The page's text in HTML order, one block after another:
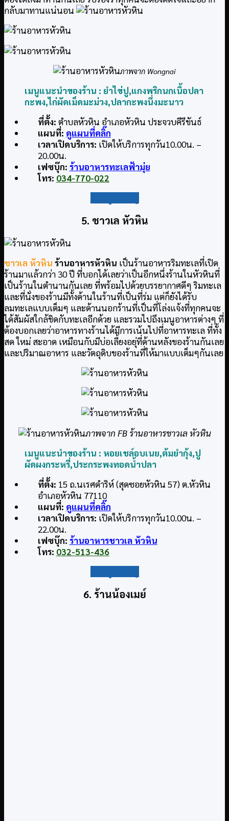
กลับมาทานแน่นอน
ภาพจาก Wongnai
เมนูแนะนำของร้าน : ยำไข่ปู,แกงพริกนกเนื้อปลา
กะพง,ไก่ผัดเม็ดมะม่วง,ปลากะพงนึ่งมะนาว
ที่ตั้ง: ตำบลหัวหิน อำเภอหัวหิน ประจวบคีรีขันธ์
แผนที่: ดูแผนที่คลิ๊ก
เวลาเปิดบริการ: เปิดให้บริการทุกวัน10.00น. –
20.00น.
เฟซบุ๊ก: ร้านอาหารทะเลฟ้ามุ่ย
โทร: 034-770-022
5. ชาวเล หัวหิน
ชาวเล หัวหิน ร้านอาหารหัวหิน เป็นร้านอาหารริมทะเลที่เปิด
ร้านมาแล้วกว่า 30 ปี ที่บอกได้เลยว่าเป็นอีกหนึ่งร้านในหัวหินที่
เป็นร้านในตำนานกันเลย ที่พร้อมไปด้วยบรรยากาศดีๆ ริมทะเล
และที่นั่งของร้านมีทั้งด้านในร้านที่เป็นที่ร่ม แต่ก็ยังได้รับ
ลมทะเลแบบเต็มๆ และด้านนอกร้านที่เป็นที่โล่งแจ้งที่ทุกคนจะ
ได้สัมผัสใกล้ชิดกับทะเลอีกด้วย และรวมไปถึงเมนูอาหารต่างๆ ที่
ต้องบอกเลยว่าอาหารทางร้านได้มีการเน้นไปที่อาหารทะเล ที่ทั้ง
สด ใหม่ สะอาด เหมือนกับมีบ่อเลี้ยงอยุ่ที่ด้านหลังของร้านกันเลย
และปริมาณอาหาร และวัตถุดิบของร้านที่ให้มาแบบเต็มๆกันเลย
ภาพจาก FB ร้านอาหารชาวเล หัวหิน
เมนูแนะนำของร้าน : หอยเชล์อบเนย,ต้มยำกุ้ง,ปู
ผัดผงกระหรี่,ประกระพงทอดน้ำปลา
ที่ตั้ง: 15 ถ.นเรศดำริห์ (สุดซอยหัวหิน 57) ต.หัวหิน
อำเภอหัวหิน 77110
แผนที่: ดูแผนที่คลิ๊ก
เวลาเปิดบริการ: เปิดให้บริการทุกวัน10.00น. –
22.00น.
เฟซบุ๊ก: ร้านอาหารชาวเล หัวหิน
โทร: 032-513-436
6. ร้านน้องเมย์